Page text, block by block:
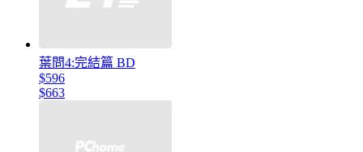
葉問4:完結篇 BD
$596
$663